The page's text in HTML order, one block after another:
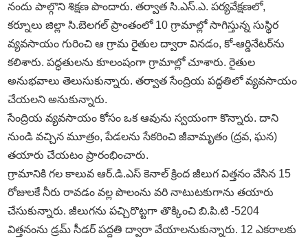
నందు పాల్గొని శిక్షణ పొందారు. తర్వాత సి.ఎస్.ఎ. పర్యవేక్షణలో,
కర్నూలు జిల్లా సి.బెలగల్ ప్రాంతంలో 10 గ్రామాల్లో సాగిస్తున్న సుస్థిర
వ్యవసాయం గురించి ఆ గ్రామ రైతుల ద్వారా వినడం, కో-ఆర్డినేటర్ను
కలిశారు. పద్ధతులను కూలంషంగా గ్రామాల్లో చూశారు. రైతుల
అనుభవాలు తెలుసుకున్నారు. తర్వాత సేంద్రియ పద్ధతిలో వ్యవసాయం
చేయలని అనుకున్నారు.
సేంద్రియ వ్యవసాయం కోసం ఒక ఆవును స్వయంగా కొన్నారు. దాని
నుండి వచ్చిన మూత్రం, పేడలను సేకరించి జీవామృతం (ద్రవ, ఘన)
తయారు చేయటం ప్రారంభించారు.
గ్రామానికి గల కాలువ ఆర్.డి.ఎస్ కెనాల్ క్రింద జీలుగ విత్తనం వేసిన 15
రోజులకే నీరు రావడం వల్ల పొలంను వరి నాటుటకుగాను తయారు
చేసుకున్నారు. జీలుగను పచ్చిరొట్టగా తొక్కించి బి.పి.టి -5204
విత్తనంను డ్రమ్ సీడర్ పద్దతి ద్వారా వేయాలనుకున్నారు. 12 ఎకరాలకు